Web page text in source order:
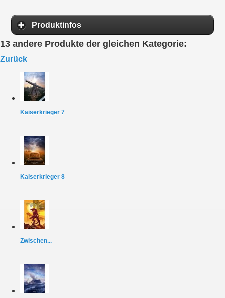
Produktinfos
13 andere Produkte der gleichen Kategorie:
Zurück
Kaiserkrieger 7
Kaiserkrieger 8
Zwischen...